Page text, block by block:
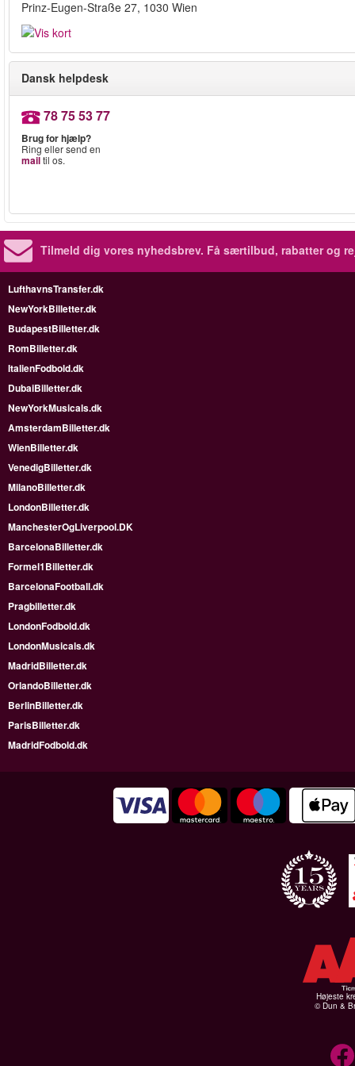
Prinz-Eugen-Straße 27, 1030 Wien
Dansk helpdesk
78 75 53 77
Brug for hjælp?
Ring eller send en
mailtil os.
Tilmeld dig vores nyhedsbrev. Få særtilbud, rabatter og
LufthavnsTransfer.dk
NewYorkBilletter.dk
BudapestBilletter.dk
RomBilletter.dk
ItalienFodbold.dk
DubaiBilletter.dk
NewYorkMusicals.dk
AmsterdamBilletter.dk
WienBilletter.dk
VenedigBilletter.dk
MilanoBilletter.dk
LondonBilletter.dk
ManchesterOgLiverpool.DK
BarcelonaBilletter.dk
Formel1Billetter.dk
BarcelonaFootball.dk
Pragbilletter.dk
LondonFodbold.dk
LondonMusicals.dk
MadridBilletter.dk
OrlandoBilletter.dk
BerlinBilletter.dk
ParisBilletter.dk
MadridFodbold.dk
Højeste
© Dun &